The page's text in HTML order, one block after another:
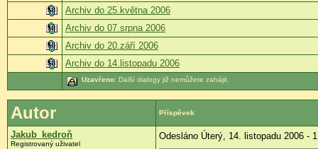
Archiv do 25.května 2006
Archiv do 07.srpna 2006
Archiv do 20.září 2006
Archiv do 14.listopadu 2006
Uzavřeno: Další dialogy již nemůžete zahájit.
Autor Příspěvek
Jakub_kedroň
Registrovaný uživatel
Odesláno Úterý, 14. listopadu 2006 -